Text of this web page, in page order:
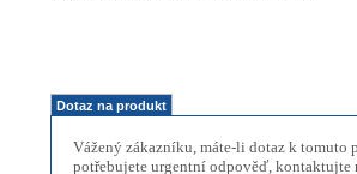
Dotaz na produkt